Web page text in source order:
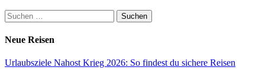
Suchen
nach:
Neue Reisen
Urlaubsziele Nahost Krieg 2026: So findest du sichere Reisen